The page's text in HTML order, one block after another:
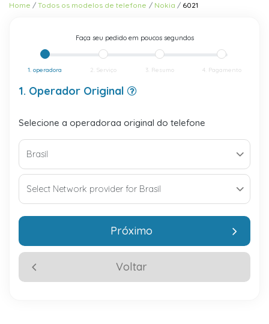
Home Todos os modelos de telefone Nokia 6021
Faça seu pedido em poucos segundos
1. operadora 2. Serviço 3. Resumo 4. Pagamento
1. Operador Original
Selecione a operadoraa original do telefone
Voltar
Próximo